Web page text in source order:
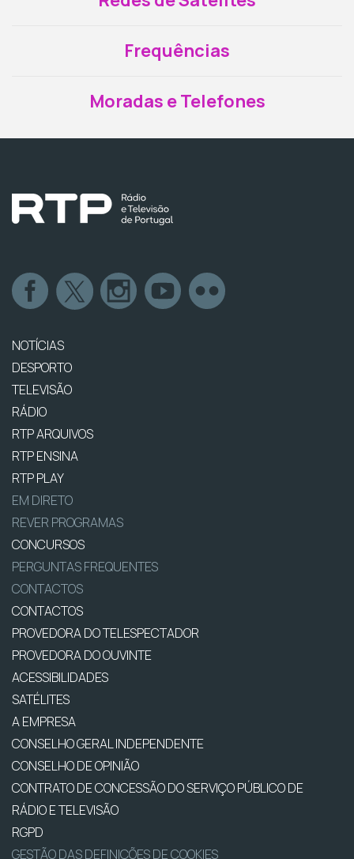
Frequências
Moradas e Telefones
NOTÍCIAS
DESPORTO
TELEVISÃO
RÁDIO
RTP ARQUIVOS
RTP ENSINA
RTP PLAY
EM DIRETO
REVER PROGRAMAS
CONCURSOS
PERGUNTAS FREQUENTES
CONTACTOS
CONTACTOS
PROVEDORA DO TELESPECTADOR
PROVEDORA DO OUVINTE
ACESSIBILIDADES
SATÉLITES
A EMPRESA
CONSELHO GERAL INDEPENDENTE
CONSELHO DE OPINIÃO
CONTRATO DE CONCESSÃO DO SERVIÇO PÚBLICO DE
RÁDIO E TELEVISÃO
RGPD
GESTÃO DAS DEFINIÇÕES DE COOKIES